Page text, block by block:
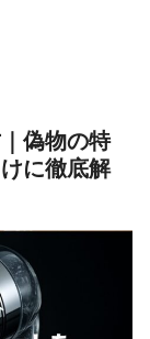
偽物の特
に徹底解